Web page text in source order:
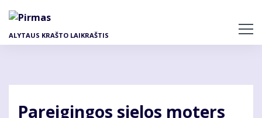
pagrindinį
ALYTAUS KRAŠTO LAIKRAŠTIS
Pa­rei­gin­gos sie­los mo­ters